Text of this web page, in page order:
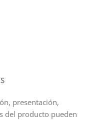
presentación,
del producto pueden